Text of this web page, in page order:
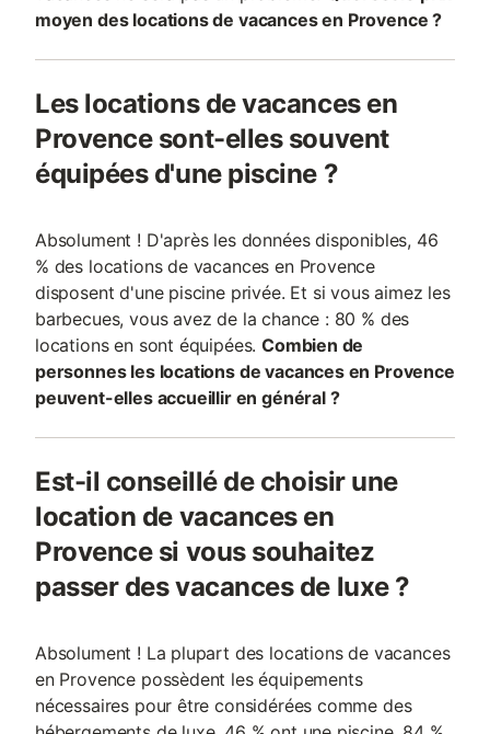
moyen des locations de vacances en Provence ?
Les locations de vacances en
Provence sont-elles souvent
équipées d'une piscine ?
Absolument ! D'après les données disponibles, 46
% des locations de vacances en Provence
disposent d'une piscine privée. Et si vous aimez les
barbecues, vous avez de la chance : 80 % des
locations en sont équipées.Combien de
personnes les locations de vacances en Provence
peuvent-elles accueillir en général ?
Est-il conseillé de choisir une
location de vacances en
Provence si vous souhaitez
passer des vacances de luxe ?
Absolument ! La plupart des locations de vacances
en Provence possèdent les équipements
nécessaires pour être considérées comme des